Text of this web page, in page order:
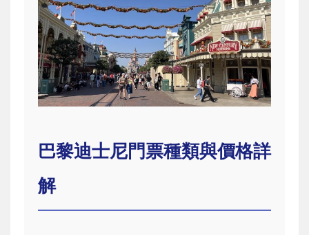
巴黎迪士尼門票種類與價格詳
解